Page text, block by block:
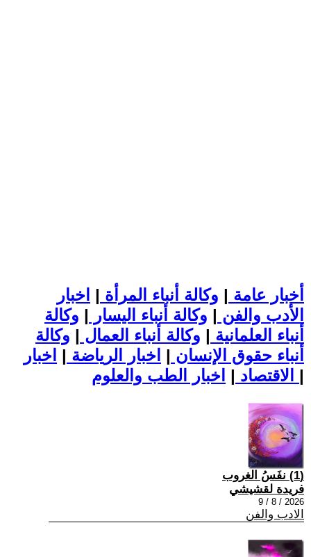
أخبار عامة | وكالة أنباء المرأة | اخبار
الأدب والفن | وكالة أنباء اليسار | وكالة
أنباء العلمانية | وكالة أنباء العمال | وكالة
أنباء حقوق الإنسان | اخبار الرياضة | اخبار
الاقتصاد | |
(1) نفَسُ الغروب
فريدة لقشيشي
2026 / 8 / 9
الادب والفن